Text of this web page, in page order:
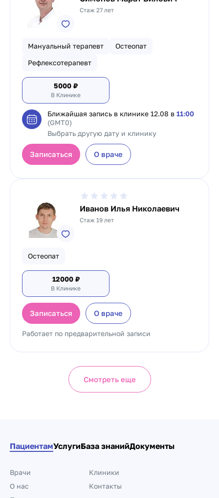
Стаж 27 лет
Мануальный терапевт
Остеопат
Рефлексотерапевт
5000 ₽
В Клинике
Ближайшая запись в клинике 12.08 в 11:00
(GMT0)
Выбрать другую дату и клинику
Записаться О враче
Иванов Илья Николаевич
Стаж 19 лет
Остеопат
12000₽
В Клинике
Записаться О враче
Работает по предварительной записи
Смотреть еще
ПациентамУслугиБаза знанийДокументы
Врачи
Клиники
О нас
Контакты